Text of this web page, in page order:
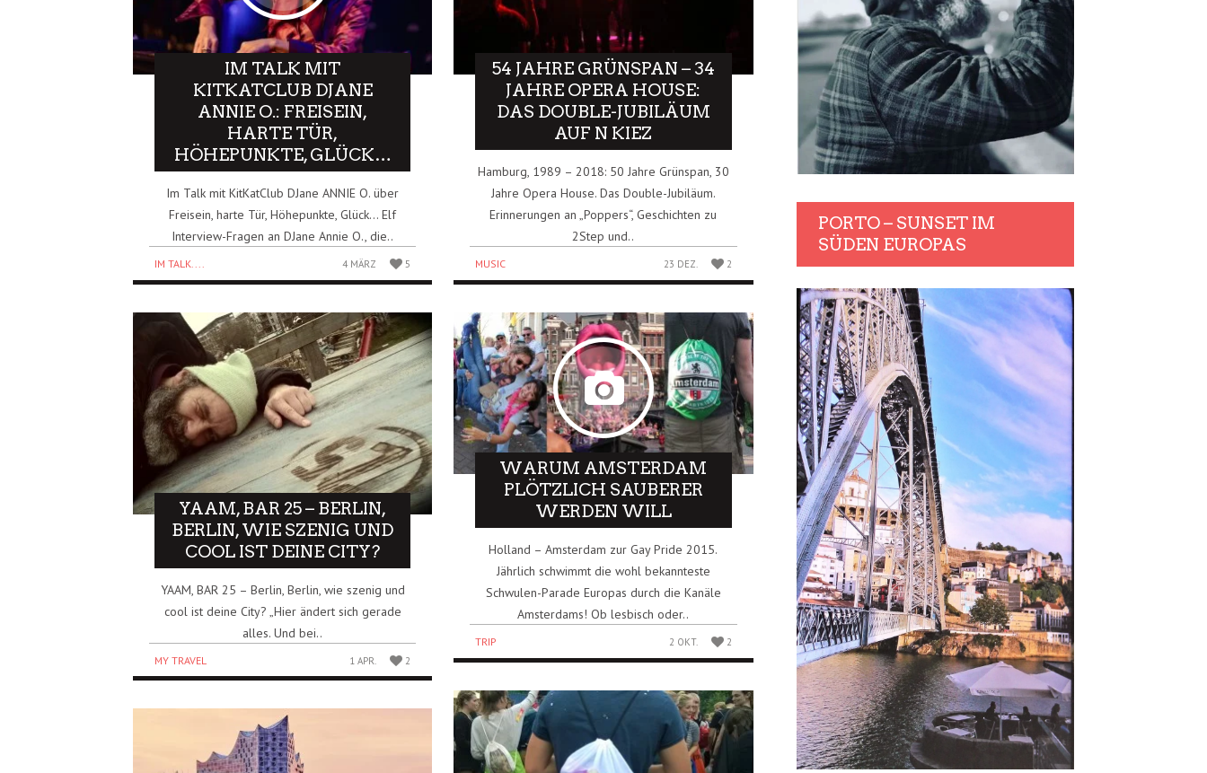
IM TALK MIT
KITKATCLUB DJANE
ANNIE O.: FREISEIN,
HARTE TÜR,
HÖHEPUNKTE, GLÜCK…
Im Talk mit KitKatClub DJane ANNIE O. über
Freisein, harte Tür, Höhepunkte, Glück… Elf
Interview-Fragen an DJane Annie O., die..
IM TALK.... 4 MÄRZ 5
YAAM, BAR 25 – BERLIN,
BERLIN, WIE SZENIG UND
COOL IST DEINE CITY?
YAAM, BAR 25 – Berlin, Berlin, wie szenig und
cool ist deine City? „Hier ändert sich gerade
alles. Und bei..
MY TRAVEL 1 APR. 2
54 JAHRE GRÜNSPAN – 34
JAHRE OPERA HOUSE:
DAS DOUBLE-JUBILÄUM
AUF N KIEZ
Hamburg, 1989 – 2018: 50 Jahre Grünspan, 30
Jahre Opera House. Das Double-Jubiläum.
Erinnerungen an „Poppers“, Geschichten zu
2Step und..
MUSIC 23 DEZ. 2
WARUM AMSTERDAM
PLÖTZLICH SAUBERER
WERDEN WILL
Holland – Amsterdam zur Gay Pride 2015.
Jährlich schwimmt die wohl bekannteste
Schwulen-Parade Europas durch die Kanäle
Amsterdams! Ob lesbisch oder..
TRIP 2 OKT. 2
PORTO – SUNSET IM
SÜDEN EUROPAS